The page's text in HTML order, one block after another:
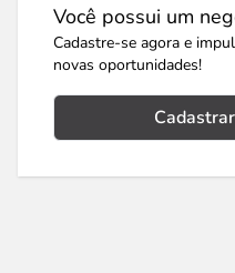
Você possui um
Cadastre-se agora e
novas oportunidades!